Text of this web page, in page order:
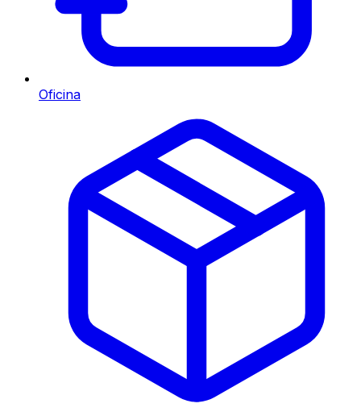
Oficina